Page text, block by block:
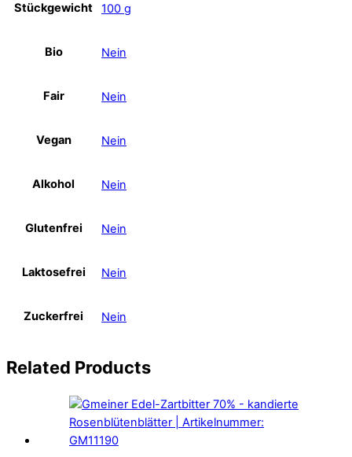
Stückgewicht 100 g
Bio Nein
Fair Nein
Vegan Nein
Alkohol Nein
Glutenfrei Nein
Laktosefrei Nein
Zuckerfrei Nein
Related Products